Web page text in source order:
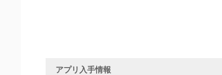
アプリ入手情報